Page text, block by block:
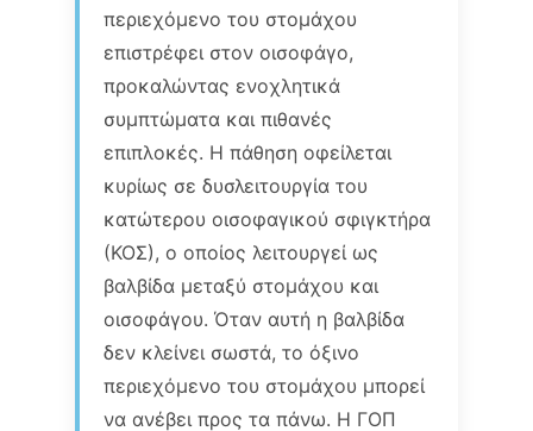
περιεχόμενο του στομάχου
επιστρέφει στον οισοφάγο,
προκαλώντας ενοχλητικά
συμπτώματα και πιθανές
επιπλοκές. Η πάθηση οφείλεται
κυρίως σε δυσλειτουργία του
κατώτερου οισοφαγικού σφιγκτήρα
(ΚΟΣ), ο οποίος λειτουργεί ως
βαλβίδα μεταξύ στομάχου και
οισοφάγου. Όταν αυτή η βαλβίδα
δεν κλείνει σωστά, το όξινο
περιεχόμενο του στομάχου μπορεί
να ανέβει προς τα πάνω. Η ΓΟΠ